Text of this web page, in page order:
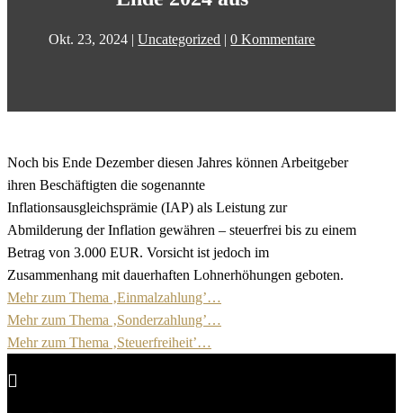
Okt. 23, 2024 |Uncategorized |0 Kommentare
Noch bis Ende Dezember diesen Jahres können Arbeitgeber
ihren Beschäftigten die sogenannte
Inflationsausgleichsprämie (IAP) als Leistung zur
Abmilderung der Inflation gewähren – steuerfrei bis zu einem
Betrag von 3.000 EUR. Vorsicht ist jedoch im
Zusammenhang mit dauerhaften Lohnerhöhungen geboten.
Mehr zum Thema ‚Einmalzahlung’…
Mehr zum Thema ‚Sonderzahlung’…
Mehr zum Thema ‚Steuerfreiheit’…
